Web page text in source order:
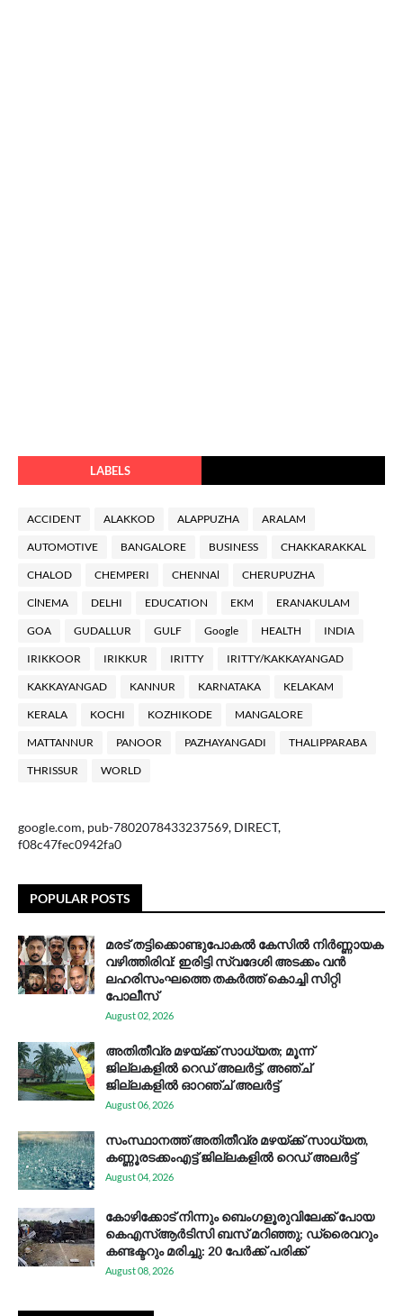
LABELS
ACCIDENT ALAKKOD ALAPPUZHA ARALAM
AUTOMOTIVE BANGALORE BUSINESS CHAKKARAKKAL
CHALOD CHEMPERI CHENNAl CHERUPUZHA
ClNEMA DELHI EDUCATION EKM ERANAKULAM
GOA GUDALLUR GULF Google HEALTH INDIA
IRIKKOOR IRIKKUR IRITTY IRITTY/KAKKAYANGAD
KAKKAYANGAD KANNUR KARNATAKA KELAKAM
KERALA KOCHI KOZHIKODE MANGALORE
MATTANNUR PANOOR PAZHAYANGADI THALIPPARABA
THRISSUR WORLD
google.com, pub-7802078433237569, DIRECT,
f08c47fec0942fa0
POPULAR POSTS
മരട് തട്ടിക്കൊണ്ടുപോകൽ കേസിൽ നിർണ്ണായക
വഴിത്തിരിവ്: ഇരിട്ടി സ്വദേശി അടക്കം വൻ
ലഹരിസംഘത്തെ തകർത്ത് കൊച്ചി സിറ്റി
പോലീസ്
August 02, 2026
അതിതീവ്ര മഴയ്ക്ക് സാധ്യത; മൂന്ന്
ജില്ലകളിൽ റെഡ് അലർട്ട്, അഞ്ച്
ജില്ലകളിൽ ഓറഞ്ച് അലർട്ട്
August 06, 2026
സം​സ്ഥാ​ന​ത്ത് അ​തി​തീ​വ്ര മ​ഴ​യ്ക്ക് സാ​ധ്യ​ത,
കണ്ണൂരടക്കംഎ​ട്ട് ജി​ല്ല​ക​ളി​ൽ റെ​ഡ് അ​ലർ​ട്ട്
August 04, 2026
കോഴിക്കോട് നിന്നും ബെംഗളൂരുവിലേക്ക് പോയ
കെഎസ്ആര്‍ടിസി ബസ് മറിഞ്ഞു; ഡ്രൈവറും
കണ്ടക്ടറും മരിച്ചു: 20 പേര്‍ക്ക് പരിക്ക്
August 08, 2026